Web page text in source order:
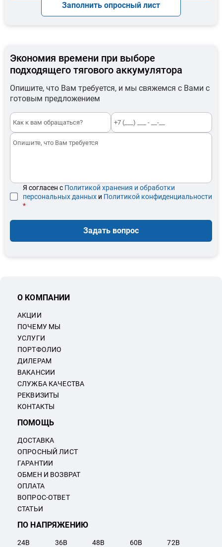
Заполнить опросный лист
Экономия времени при выборе
подходящего тягового аккумулятора
Опишите, что Вам требуется, и мы свяжемся с Вами с
готовым предложением
Я согласен с Политикой хранения и обработки
персональных данных и Политикой конфиденциальности
*
Задать вопрос
О КОМПАНИИ
АКЦИИ
ПОЧЕМУ МЫ
УСЛУГИ
ПОРТФОЛИО
ДИЛЕРАМ
ВАКАНСИИ
СЛУЖБА КАЧЕСТВА
РЕКВИЗИТЫ
КОНТАКТЫ
ПОМОЩЬ
ДОСТАВКА
ОПРОСНЫЙ ЛИСТ
ГАРАНТИИ
ОБМЕН И ВОЗВРАТ
ОПЛАТА
ВОПРОС-ОТВЕТ
СТАТЬИ
ПО НАПРЯЖЕНИЮ
24В 36В 48В 60В 72В